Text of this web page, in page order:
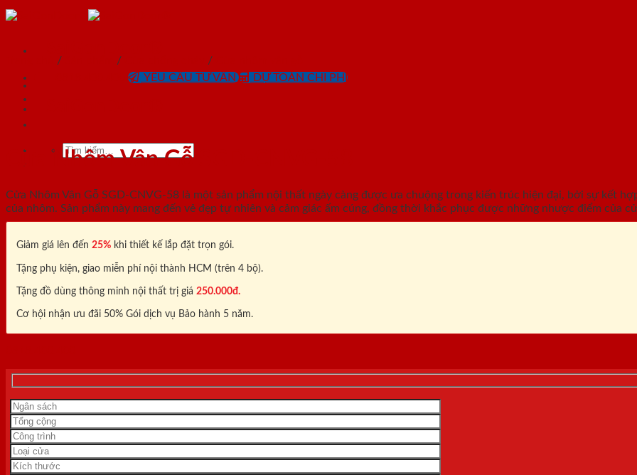
Skip
YÊU CẦU TƯ VẤN DỰ TOÁN CHI PHÍ
Tìm
/ / /
Cửa Nhôm Vân Gỗ SGD-CNVG-58
Cửa Nhôm Vân Gỗ SGD-CNVG-58 là một sản phẩm nội thất ngày càng được ưa chuộng trong kiến trúc hiện đại, bởi sự kết
của nhôm. Sản phẩm này mang đến vẻ đẹp tự nhiên và cảm giác ấm cúng, đồng thời khắc phục được những nhược điểm của
Giảm giá lên đến 25% khi thiết kế lắp đặt trọn gói.
Tặng phụ kiện, giao miễn phí nội thành HCM (trên 4 bộ).
Tặng đồ dùng thông minh nội thất trị giá 250.000đ.
Cơ hội nhận ưu đãi 50% Gói dịch vụ Bảo hành 5 năm.